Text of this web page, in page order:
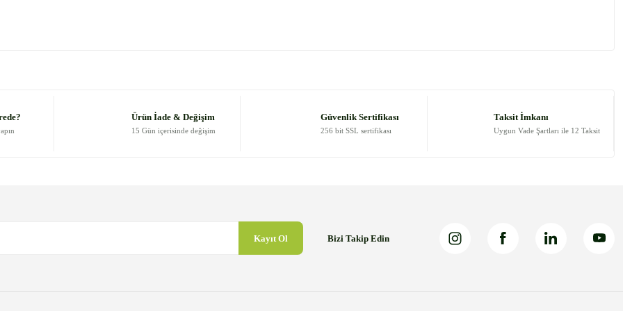
Ürün İade & Değişim
15 Gün içerisinde değişim
Güvenlik Sertifikası
256 bit SSL sertifikası
Taksit İmkanı
Uygun Vade Şartları ile 12 Taksit
Kayıt Ol Bizi Takip Edin